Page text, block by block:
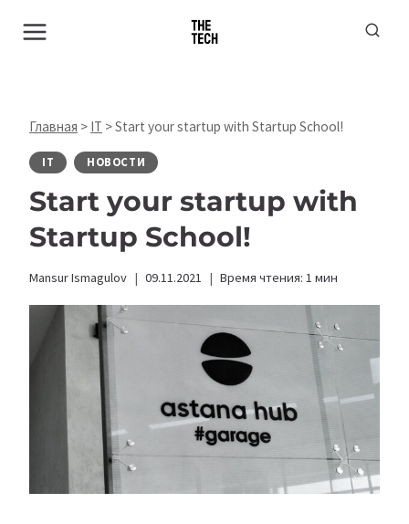
Главная > IT >Start your startup with Startup School!
IT НОВОСТИ
Start your startup with
Startup School!
Mansur Ismagulov 09.11.2021 Время чтения: 1 мин